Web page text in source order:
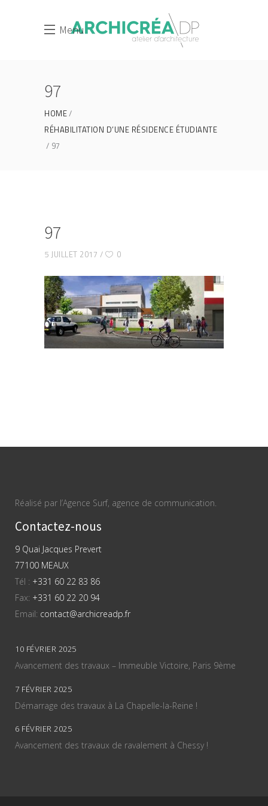
Menu
97
HOME
RÉHABILITATION D’UNE RÉSIDENCE ÉTUDIANTE
97
97
5 JUILLET 2017 0
Réalisé par l’Agence Surf, agence de communication.
Contactez-nous
9 Quai Jacques Prevert
77100 MEAUX
Tél : +331 60 22 83 86
Fax: +331 60 22 20 94
Email: contact@archicreadp.fr
10 FÉVRIER 2025
Avancement des travaux – Immeuble Victoire, Paris 9ème
7 FÉVRIER 2025
Démarrage des travaux à La Chapelle-la-Reine !
6 FÉVRIER 2025
Avancement des travaux de ravalement à Chessy !